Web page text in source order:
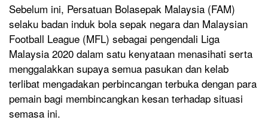
Sebelum ini, Persatuan Bolasepak Malaysia (FAM)
selaku badan induk bola sepak negara dan Malaysian
Football League (MFL) sebagai pengendali Liga
Malaysia 2020 dalam satu kenyataan menasihati serta
menggalakkan supaya semua pasukan dan kelab
terlibat mengadakan perbincangan terbuka dengan para
pemain bagi membincangkan kesan terhadap situasi
semasa ini.